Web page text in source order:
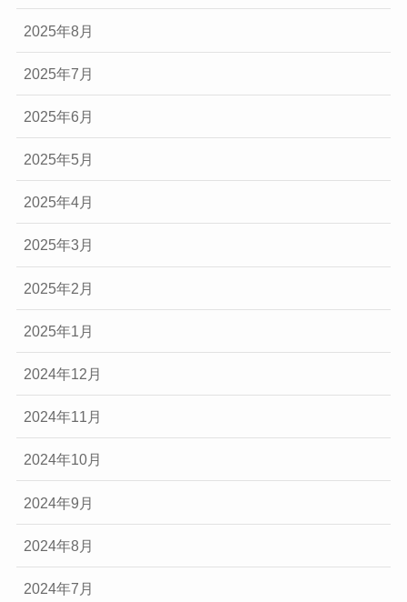
2025年8月
2025年7月
2025年6月
2025年5月
2025年4月
2025年3月
2025年2月
2025年1月
2024年12月
2024年11月
2024年10月
2024年9月
2024年8月
2024年7月